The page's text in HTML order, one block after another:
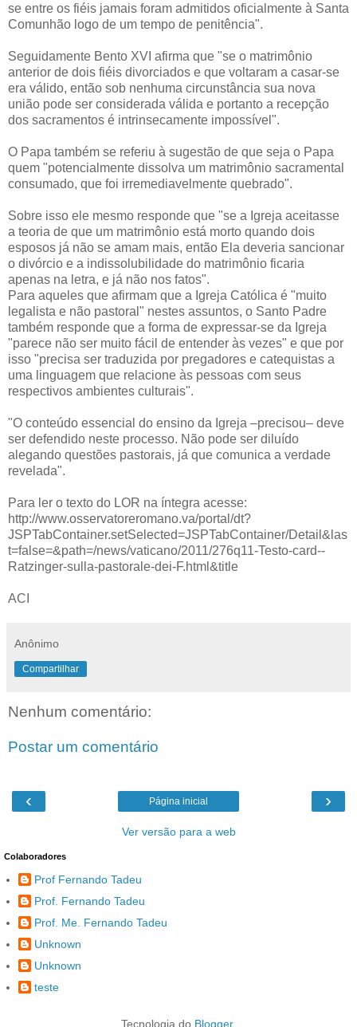
se entre os fiéis jamais foram admitidos oficialmente à Santa
Comunhão logo de um tempo de penitência".
Seguidamente Bento XVI afirma que "se o matrimônio
anterior de dois fiéis divorciados e que voltaram a casar-se
era válido, então sob nenhuma circunstância sua nova
união pode ser considerada válida e portanto a recepção
dos sacramentos é intrinsecamente impossível".
O Papa também se referiu à sugestão de que seja o Papa
quem "potencialmente dissolva um matrimônio sacramental
consumado, que foi irremediavelmente quebrado".
Sobre isso ele mesmo responde que "se a Igreja aceitasse
a teoria de que um matrimônio está morto quando dois
esposos já não se amam mais, então Ela deveria sancionar
o divórcio e a indissolubilidade do matrimônio ficaria
apenas na letra, e já não nos fatos".
Para aqueles que afirmam que a Igreja Católica é "muito
legalista e não pastoral" nestes assuntos, o Santo Padre
também responde que a forma de expressar-se da Igreja
"parece não ser muito fácil de entender às vezes" e que por
isso "precisa ser traduzida por pregadores e catequistas a
uma linguagem que relacione às pessoas com seus
respectivos ambientes culturais".
"O conteúdo essencial do ensino da Igreja –precisou– deve
ser defendido neste processo. Não pode ser diluído
alegando questões pastorais, já que comunica a verdade
revelada".
Para ler o texto do LOR na íntegra acesse:
http://www.osservatoreromano.va/portal/dt?
JSPTabContainer.setSelected=JSPTabContainer/Detail&las
t=false=&path=/news/vaticano/2011/276q11-Testo-card--
Ratzinger-sulla-pastorale-dei-F.html&title
ACI
Anônimo
Compartilhar
Nenhum comentário:
Postar um comentário
‹ ›
Página inicial
Ver versão para a web
Colaboradores
Prof Fernando Tadeu
Prof. Fernando Tadeu
Prof. Me. Fernando Tadeu
Unknown
Unknown
teste
Tecnologia do Blogger.